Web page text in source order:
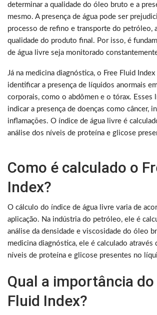
determinar a qualidade do óleo bruto e a
mesmo. A presença de água pode ser
processo de refino e transporte do petróleo,
qualidade do produto final. Por isso, é
de água livre seja monitorado
Já na medicina diagnóstica, o Free Fluid
identificar a presença de líquidos anormais
corporais, como o abdômen e o tórax. Esses
indicar a presença de doenças como câncer,
inflamações. O índice de água livre é
análise dos níveis de proteína e glicose
Como é calculado o
Index?
O cálculo do índice de água livre varia de
aplicação. Na indústria do petróleo, ele é
análise da densidade e viscosidade do óleo
medicina diagnóstica, ele é calculado através
níveis de proteína e glicose presentes no
Qual a importância do
Fluid Index?